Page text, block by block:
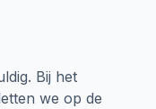
Bij het
we op de